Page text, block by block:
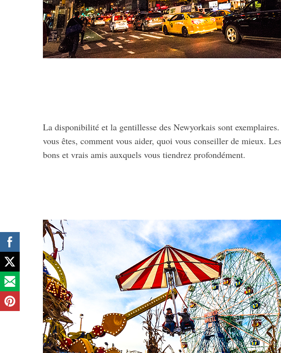
La disponibilité et la gentillesse des Newyorkais sont
vous êtes, comment vous aider, quoi vous conseiller de mieux.
bons et vrais amis auxquels vous tiendrez profondément.